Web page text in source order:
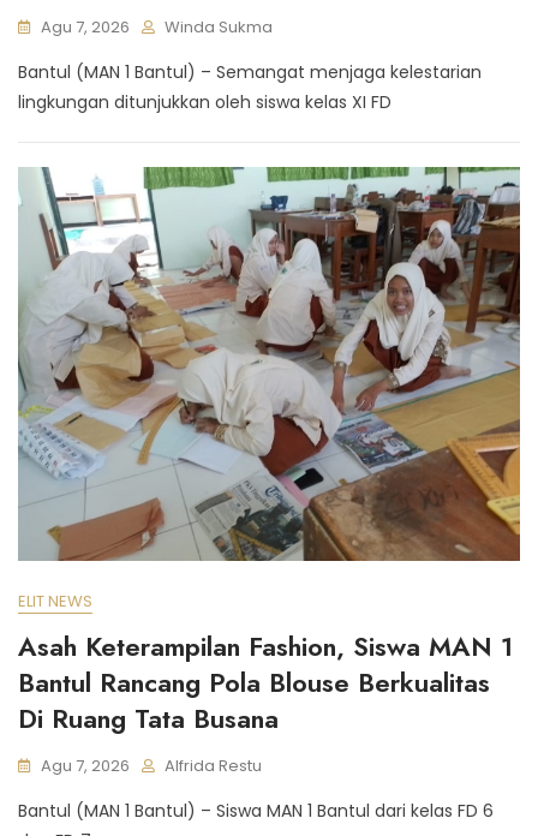
Agu 7, 2026 Winda Sukma
Bantul (MAN 1 Bantul) – Semangat menjaga kelestarian
lingkungan ditunjukkan oleh siswa kelas XI FD
ELIT NEWS
Asah Keterampilan Fashion, Siswa MAN 1
Bantul Rancang Pola Blouse Berkualitas
Di Ruang Tata Busana
Agu 7, 2026 Alfrida Restu
Bantul (MAN 1 Bantul) – Siswa MAN 1 Bantul dari kelas FD 6